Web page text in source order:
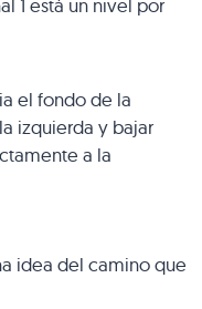
1 está un nivel por
el fondo de la
izquierda y bajar
a la
idea del camino que